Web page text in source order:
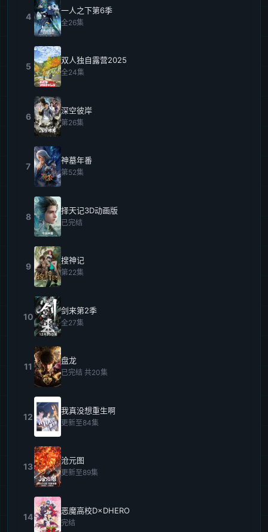
4
一人之下第6季
全26集
5
双人独自露营2025
全24集
6
深空彼岸
第26集
7
神墓年番
第52集
8
择天记3D动画版
已完结
9
搜神记
第22集
10
剑来第2季
全27集
11
盘龙
已完结 共20集
12
我真没想重生啊
更新至84集
13
沧元图
更新至89集
14
恶魔高校D×DHERO
完结